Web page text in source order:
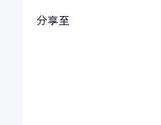
分享至